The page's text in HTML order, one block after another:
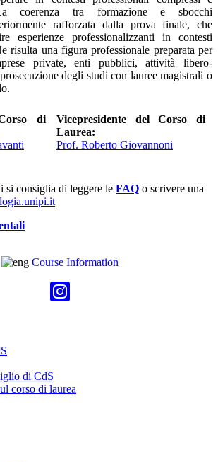
coerenza tra formazione e sbocchi
rafforzata dalla prova finale, che
esperienze professionalizzanti in contesti
risulta una figura professionale preparata per
private, enti pubblici, attività libero-
degli studi con lauree magistrali o
di
Vicepresidente del Corso di
Laurea:
Prof. Roberto Giovannoni
si consiglia di leggere le FAQ o scrivere una
Course Information
di CdS
corso di laurea